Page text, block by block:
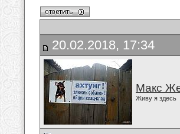
20.02.2018, 17:34
Макс
Живу я здесь